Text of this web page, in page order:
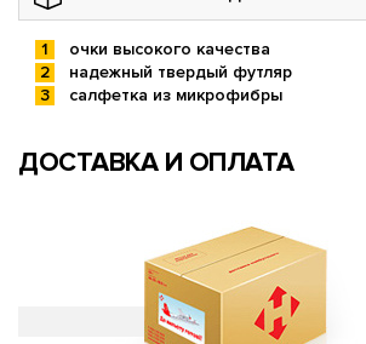
очки высокого качества
надежный твердый футляр
салфетка из микрофибры
ДОСТАВКА И ОПЛАТА